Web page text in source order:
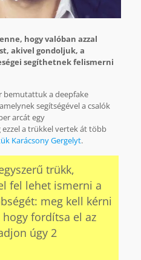
hogy valóban azzal
akivel gondoljuk, a
segíthetnek felismerni
bemutattuk a deepfake
segítségével a csalók
arcát egy
a trükkel vertek át több
Karácsony Gergelyt.
trükk,
fel lehet ismerni a
meg kell kérni
fordítsa el az
úgy 2